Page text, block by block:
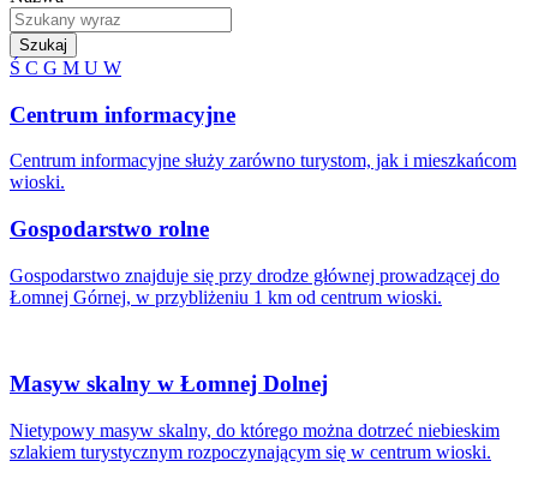
Szukaj
Ś C G M U W
Centrum informacyjne
Centrum informacyjne służy zarówno turystom, jak i mieszkańcom
wioski.
Gospodarstwo rolne
Gospodarstwo znajduje się przy drodze głównej prowadzącej do
Łomnej Górnej, w przybliżeniu 1 km od centrum wioski.
Masyw skalny w Łomnej Dolnej
Nietypowy masyw skalny, do którego można dotrzeć niebieskim
szlakiem turystycznym rozpoczynającym się w centrum wioski.